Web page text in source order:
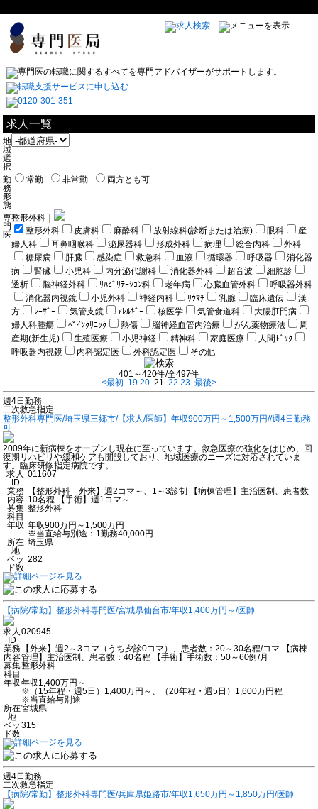
求人一覧
地
域
選
択
勤
務
形
態
常勤 非常勤 両方とも可
専
門
医
整形外科｜
整形外科
皮膚科 麻酔科 放射線科(診断または治療) 眼科
産
婦人科
耳鼻咽喉科 泌尿器科 形成外科 病理 総合内科
外科
糖尿病
肝臓 感染症 救急科 血液 循環器 呼吸器
消化器
病
腎臓 小児科 内分泌代謝科 消化器外科 超音波
細胞診
透析
脳神経外科 ﾘﾊﾋﾞﾘﾃｰｼｮﾝ科 老年病 心臓血管外科
呼吸器外科
消化器内視鏡
小児外科 神経内科 ﾘｳﾏﾁ 乳腺 臨床遺伝
漢
方
ﾚｰｻﾞｰ 気管支鏡 ｱﾚﾙｷﾞｰ 核医学 気管食道科
大腸肛門病
婦人科腫瘍
ﾍﾟｲﾝｸﾘﾆｯｸ 熱傷 脳神経血管内治療 がん薬物療法
周
産期(新生児)
生殖医療 小児神経 精神科 家庭医療
人間ﾄﾞｯｸ
呼吸器内視鏡
内科認定医 外科認定医 その他
401～420件/全497件
<最初 19 20 21 22 23 最後>
週4日勤務
二次救急指定
整形外科専門医/埼玉県三郷市/【求人/医師】年収900万円～1,500万円//週4日勤務
可
2009年に新病棟をオープンし現在に至っています。救急医療の強化をはじめ、回
復期リハビリや緩和ケアも開設しており、地域医療のニーズに対応されていま
す。臨床研修指定病院です。
求人
ID
011607
業務
内容
【整形外科 外来】週2コマ～、1～3診制 【病棟管理】主治医制、患者数
10名程 【手術】週1コマ～
募集
科目
整形外科
年収 年収900万円～1,500万円
※当直給与別途：1勤務40,000円
所在
地
埼玉県
ベッ
ド数
282
【病院/常勤】整形外科専門医/宮城県仙台市/年収1,400万円～/医師
求人
ID
020945
業務
内容
【外来】週2～3コマ（うち夕診0コマ）、患者数：20～30名程/コマ 【病棟
管理】主治医制、患者数：40名程 【手術】手術数：50～60例/月
募集
科目
整形外科
年収年収1,400万円～
※（15年程・週5日）1,400万円～、（20年程・週5日）1,600万円程
※当直給与別途
所在
地
宮城県
ベッ
ド数
315
週4日勤務
二次救急指定
【病院/常勤】整形外科専門医/兵庫県姫路市/年収1,650万円～1,850万円/医師